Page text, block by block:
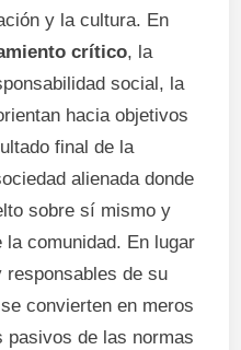
y la cultura. En
crítico, la
social, la
hacia objetivos
final de la
alienada donde
sobre sí mismo y
comunidad. En lugar
de su
convierten en meros
pasivos de las normas